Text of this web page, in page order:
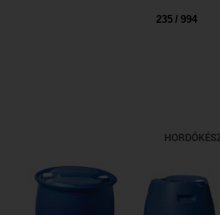
235 / 994